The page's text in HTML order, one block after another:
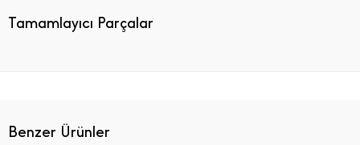
Benzer Ürünler
Tamamlayıcı Parçalar